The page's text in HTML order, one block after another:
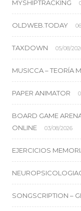
MYSHIPTRACKING
OLDWEB.TODAY
TAXDOWN 05/08/
MUSICCA – TEORÍA
PAPER ANIMATOR
BOARD GAME
ONLINE
03/08/2026
EJERCICIOS
SONGSCRIPTION –